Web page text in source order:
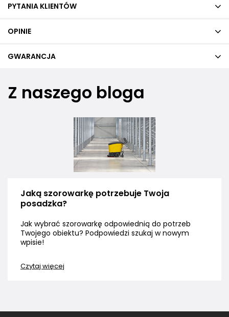
PYTANIA KLIENTÓW
OPINIE
GWARANCJA
Z naszego bloga
Jaką szorowarkę potrzebuje Twoja
posadzka?
Jak wybrać szorowarkę odpowiednią do potrzeb
Twojego obiektu? Podpowiedzi szukaj w nowym
wpisie!
Czytaj więcej